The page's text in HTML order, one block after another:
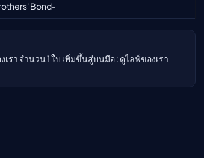
Bond-
รา จำนวน 1 ใบ เพิ่มขึ้นสู่บนมือ : ดูไลฟ์ของเรา